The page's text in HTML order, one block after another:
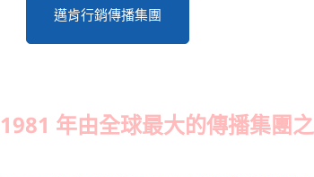
邁肯行銷傳播集團
1981 年由全球最大的傳播集團